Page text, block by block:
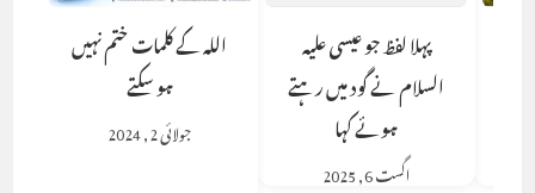
پہلا لفظ جو عیسی علیہ
السلام نے گود میں رہتے
ہوئے کہا
اگست 6, 2025
اللہ کے کلمات ختم نہیں
ہو سکتے
جولائی 2, 2024